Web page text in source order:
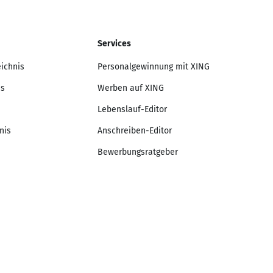
Services
Personalgewinnung mit XING
Werben auf XING
Lebenslauf-Editor
Anschreiben-Editor
Bewerbungsratgeber